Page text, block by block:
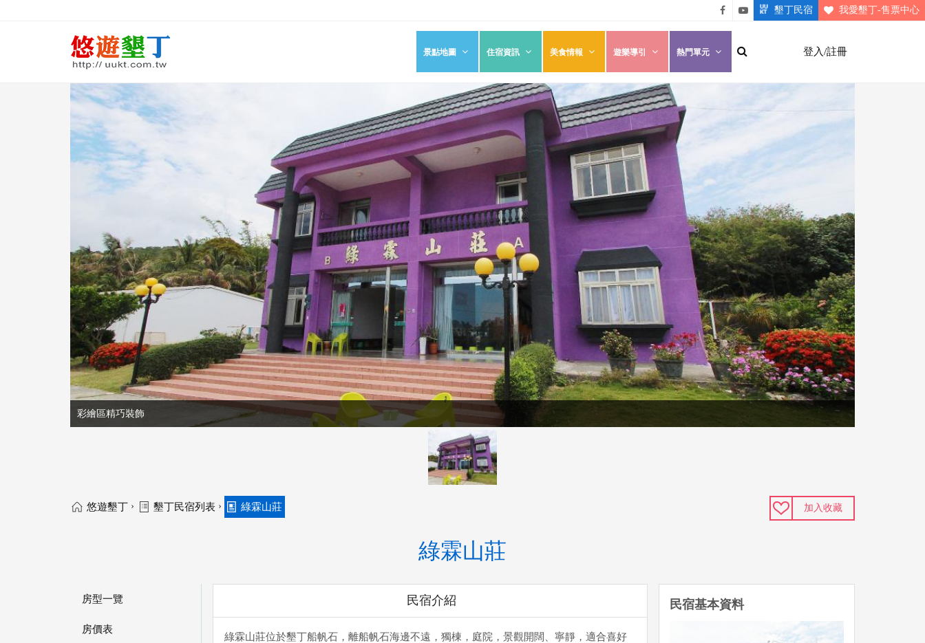
悠遊
墾丁
粉絲
墾丁
墾丁民宿 我愛墾丁-售票中心
登入/註冊
景點地圖 住宿資訊 美食情報 遊樂導引 熱門單元
彩繪區精巧裝飾
悠遊墾丁 › 墾丁民宿列表 › 綠霖山莊 加入收藏
綠霖山莊
房型一覽
房價表
民宿介紹
綠霖山莊位於墾丁船帆石，離船帆石海邊不遠，獨棟，庭院，景觀開闊、寧靜，適合喜好
民宿基本資料